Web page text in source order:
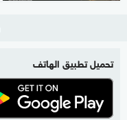
تحميل تطبيق الهاتف